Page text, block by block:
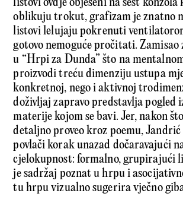
listovi ovdje obješeni na šest konzola
oblikuju trokut, grafizam je znatno
listovi lelujaju pokrenuti
gotovo nemoguće pročitati. Zamisao
u “Hrpi za Dunda” što na
proizvodi treću dimenziju ustupa
konkretnoj, nego i aktivnoj
doživljaj zapravo predstavlja pogled
materije kojom se bavi. Jer, nakon
detaljno proveo kroz poemu, Jandrić
povlači korak unazad dočaravajući
cjelokupnost: formalno, grupirajući
je sadržaj poznat u hrpu i
tu hrpu vizualno su­gerira vječno